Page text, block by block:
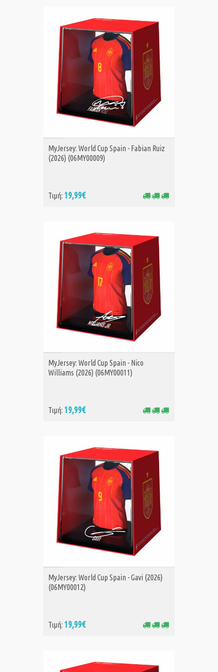
ΑΓΟΡΑ
MyJersey: World Cup Spain - Fabian Ruiz
(2026) (06MY00009)
Τιμή: 19,99€
ΑΓΟΡΑ
MyJersey: World Cup Spain - Nico
Williams (2026) (06MY00011)
Τιμή: 19,99€
ΑΓΟΡΑ
MyJersey: World Cup Spain - Gavi (2026)
(06MY00012)
Τιμή: 19,99€